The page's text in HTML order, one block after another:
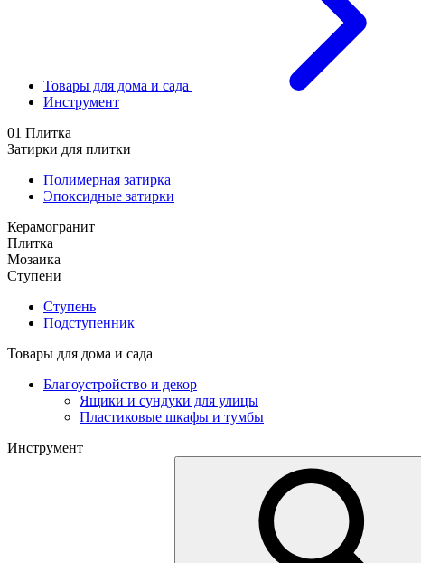
Товары для дома и сада
Инструмент
01 Плитка
Затирки для плитки
Полимерная затирка
Эпоксидные затирки
Керамогранит
Плитка
Мозаика
Ступени
Ступень
Подступенник
Товары для дома и сада
Благоустройство и декор
Ящики и сундуки для улицы
Пластиковые шкафы и тумбы
Инструмент